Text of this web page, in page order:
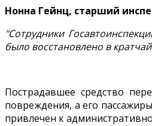
Нонна Гейнц, старший
"Сотрудники
было восстановлено в
Пострадавшее средство
повреждения, а его
привлечен к